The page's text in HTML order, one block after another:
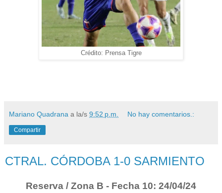
Crédito: Prensa Tigre
Mariano Quadrana a la/s 9:52 p.m. No hay comentarios.:
Compartir
CTRAL. CÓRDOBA 1-0 SARMIENTO
Reserva / Zona B - Fecha 10: 24/04/24